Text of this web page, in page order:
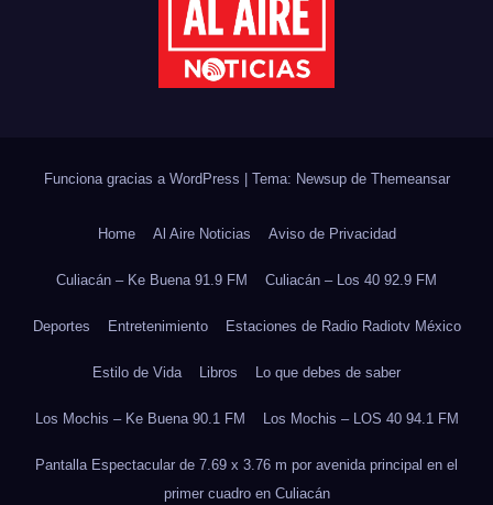
Funciona gracias a WordPress Tema: Newsup de Themeansar
Home Al Aire Noticias Aviso de Privacidad
Culiacán – Ke Buena 91.9 FM Culiacán – Los 40 92.9 FM
Deportes Entretenimiento Estaciones de Radio Radiotv México
Estilo de Vida Libros Lo que debes de saber
Los Mochis – Ke Buena 90.1 FM Los Mochis – LOS 40 94.1 FM
Pantalla Espectacular de 7.69 x 3.76 m por avenida principal en el
primer cuadro en Culiacán